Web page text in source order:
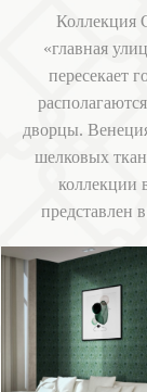
Коллекция
«главная
пересекает
дворцы.
шелковых
коллекции
представлен
Previous